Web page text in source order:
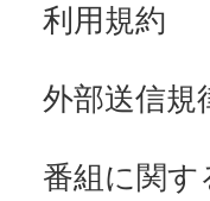
利用規約
外部送信規
番組に関す